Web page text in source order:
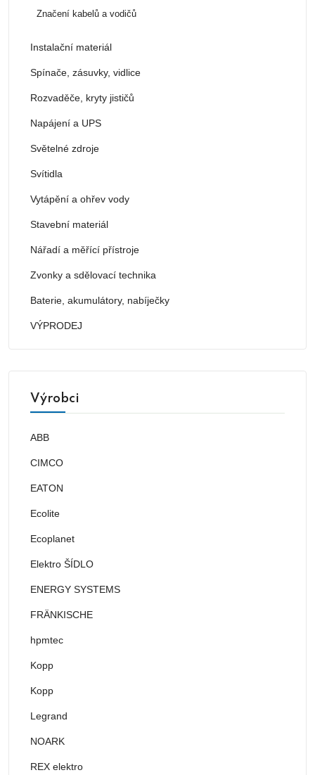
Značení kabelů a vodičů
Instalační materiál
Spínače, zásuvky, vidlice
Rozvaděče, kryty jističů
Napájení a UPS
Světelné zdroje
Svítidla
Vytápění a ohřev vody
Stavební materiál
Nářadí a měřící přístroje
Zvonky a sdělovací technika
Baterie, akumulátory, nabíječky
VÝPRODEJ
Výrobci
ABB
CIMCO
EATON
Ecolite
Ecoplanet
Elektro ŠÍDLO
ENERGY SYSTEMS
FRÄNKISCHE
hpmtec
Kopp
Kopp
Legrand
NOARK
REX elektro